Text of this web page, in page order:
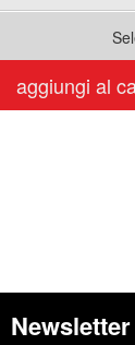
aggiungi al
Newsletter